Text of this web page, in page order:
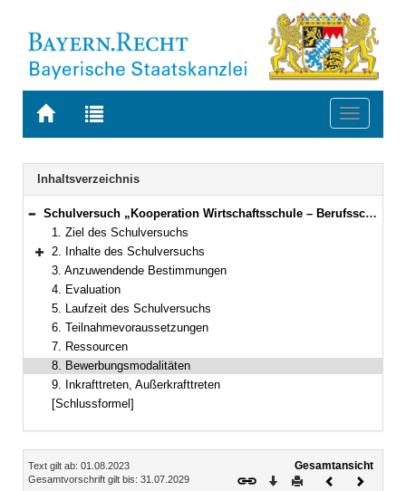
Zur
BAYERN.RECHT
Zur
letzten
Suche
Toggle
Navigation
Inhaltsverzeichnis
Bereich reduzieren
Schulversuch „Kooperation Wirtschaftsschule – Berufsschule/Berufsfachschule/Berufliche Oberschule“
1. Ziel des Schulversuchs
Bereich erweitern
2. Inhalte des Schulversuchs
3. Anzuwendende Bestimmungen
4. Evaluation
5. Laufzeit des Schulversuchs
6. Teilnahmevoraussetzungen
7. Ressourcen
8. Bewerbungsmodalitäten
9. Inkrafttreten, Außerkrafttreten
[Schlussformel]
Inhalt
Text gilt ab: 01.08.2023
Gesamtvorschrift gilt bis: 31.07.2029
Gesamtansicht
Download
DruckenVorheriges